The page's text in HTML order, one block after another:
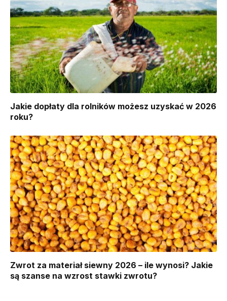
Jakie dopłaty dla rolników możesz uzyskać w 2026
roku?
Zwrot za materiał siewny 2026 – ile wynosi? Jakie
są szanse na wzrost stawki zwrotu?